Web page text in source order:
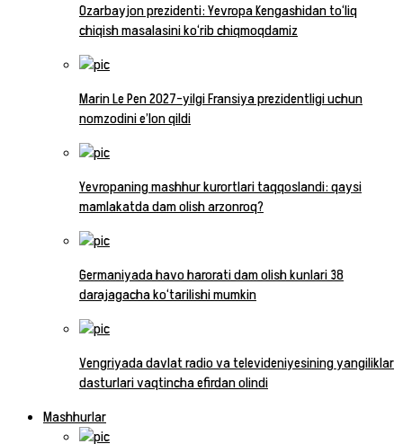
Ozarbayjon prezidenti: Yevropa Kengashidan to‘liq
chiqish masalasini ko‘rib chiqmoqdamiz
Marin Le Pen 2027-yilgi Fransiya prezidentligi uchun
nomzodini e’lon qildi
Yevropaning mashhur kurortlari taqqoslandi: qaysi
mamlakatda dam olish arzonroq?
Germaniyada havo harorati dam olish kunlari 38
darajagacha ko‘tarilishi mumkin
Vengriyada davlat radio va televideniyesining yangiliklar
dasturlari vaqtincha efirdan olindi
Mashhurlar